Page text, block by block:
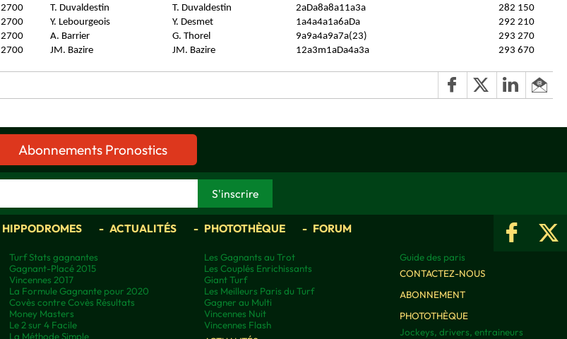
2700 T. Duvaldestin T. Duvaldestin 2aDa8a8a11a3a
282 150
2700 Y. Lebourgeois Y. Desmet 1a4a4a1a6aDa
292 210
2700 A. Barrier G. Thorel 9a9a4a9a7a(23)
293 270
2700 JM. Bazire JM. Bazire 12a3m1aDa4a3a 293 670
Abonnements Pronostics
HIPPODROMES ACTUALITÉS PHOTOTHÈQUE FORUM
Turf Stats gagnantes
Gagnant-Placé 2015
Vincennes 2017
La Formule Gagnante pour 2020
Covès contre Covès Résultats
Money Masters
Le 2 sur 4 Facile
La Méthode Simple
Les Gagnants au Trot
Les Couplés Enrichissants
Giant Turf
Les Meilleurs Paris du Turf
Gagner au Multi
Vincennes Nuit
Vincennes Flash
Guide des paris
CONTACTEZ-NOUS
ABONNEMENT
PHOTOTHÈQUE
Jockeys, drivers, entraineurs